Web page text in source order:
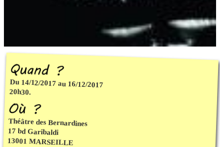
Du 14/12/2017 au 16/12/2017
20h30.
Théâtre des Bernardines
17 bd Garibaldi
13001 MARSEILLE